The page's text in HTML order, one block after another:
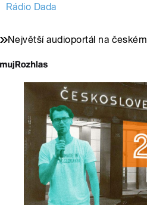
Rádio Dada
Největší audioportál na